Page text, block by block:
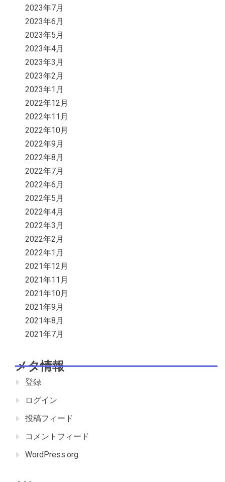
2023年7月
2023年6月
2023年5月
2023年4月
2023年3月
2023年2月
2023年1月
2022年12月
2022年11月
2022年10月
2022年9月
2022年8月
2022年7月
2022年6月
2022年5月
2022年4月
2022年3月
2022年2月
2022年1月
2021年12月
2021年11月
2021年10月
2021年9月
2021年8月
2021年7月
メタ情報
登録
ログイン
投稿フィード
コメントフィード
WordPress.org